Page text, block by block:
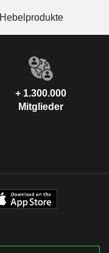
Hebelprodukte
+ 1.300.000
Mitglieder